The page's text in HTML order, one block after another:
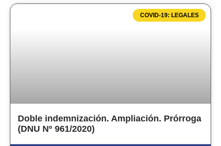
COVID-19: LEGALES
Doble indemnización. Ampliación. Prórroga
(DNU Nº 961/2020)